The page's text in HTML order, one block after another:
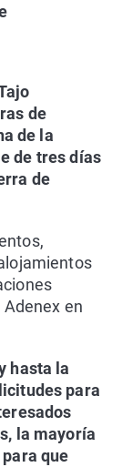
de
de la
de tres días
de
en
hasta la
para
la mayoría
que